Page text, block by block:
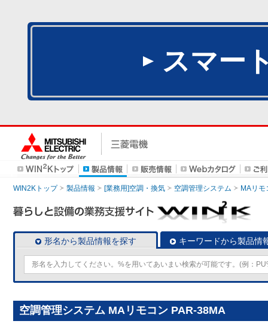
スマー
WIN2Kトップ 製品情報 [業務用]空調・換気 空調管理システム MAリモ
形名から製品情報を探す キーワードから製品情
空調管理システム MAリモコン PAR-38MA